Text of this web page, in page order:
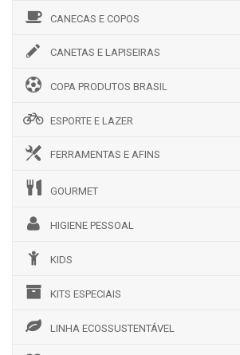
CANECAS E COPOS
CANETAS E LAPISEIRAS
COPA PRODUTOS BRASIL
ESPORTE E LAZER
FERRAMENTAS E AFINS
GOURMET
HIGIENE PESSOAL
KIDS
KITS ESPECIAIS
LINHA ECOSSUSTENTÁVEL